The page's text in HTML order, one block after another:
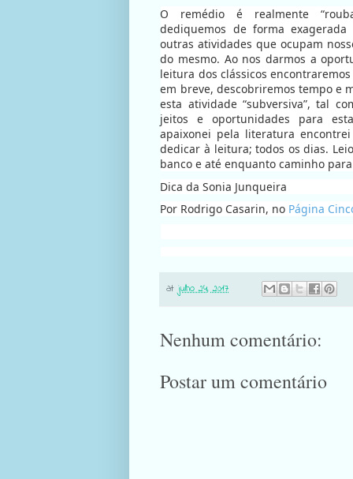
O remédio é realmente
dediquemos de forma
outras atividades que ocupam
do mesmo. Ao nos darmos a
leitura dos clássicos
em breve, descobriremos tempo e
esta atividade “subversiva”, tal
jeitos e oportunidades para
apaixonei pela literatura
dedicar à leitura; todos os dias.
banco e até enquanto caminho
Dica da Sonia Junqueira
Por Rodrigo Casarin, no Página
atjulho 24, 2017
Nenhum comentário:
Postar um comentário